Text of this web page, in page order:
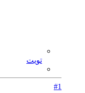
تويت
#1